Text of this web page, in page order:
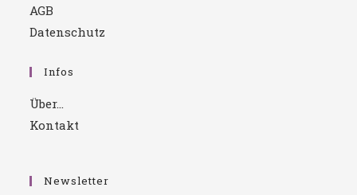
AGB
Datenschutz
Infos
Über…
Kontakt
Newsletter